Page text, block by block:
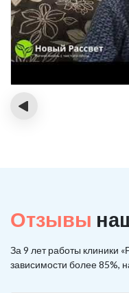
‹
Отзывы
За 9 лет работы клиники
зависимости более 85%,